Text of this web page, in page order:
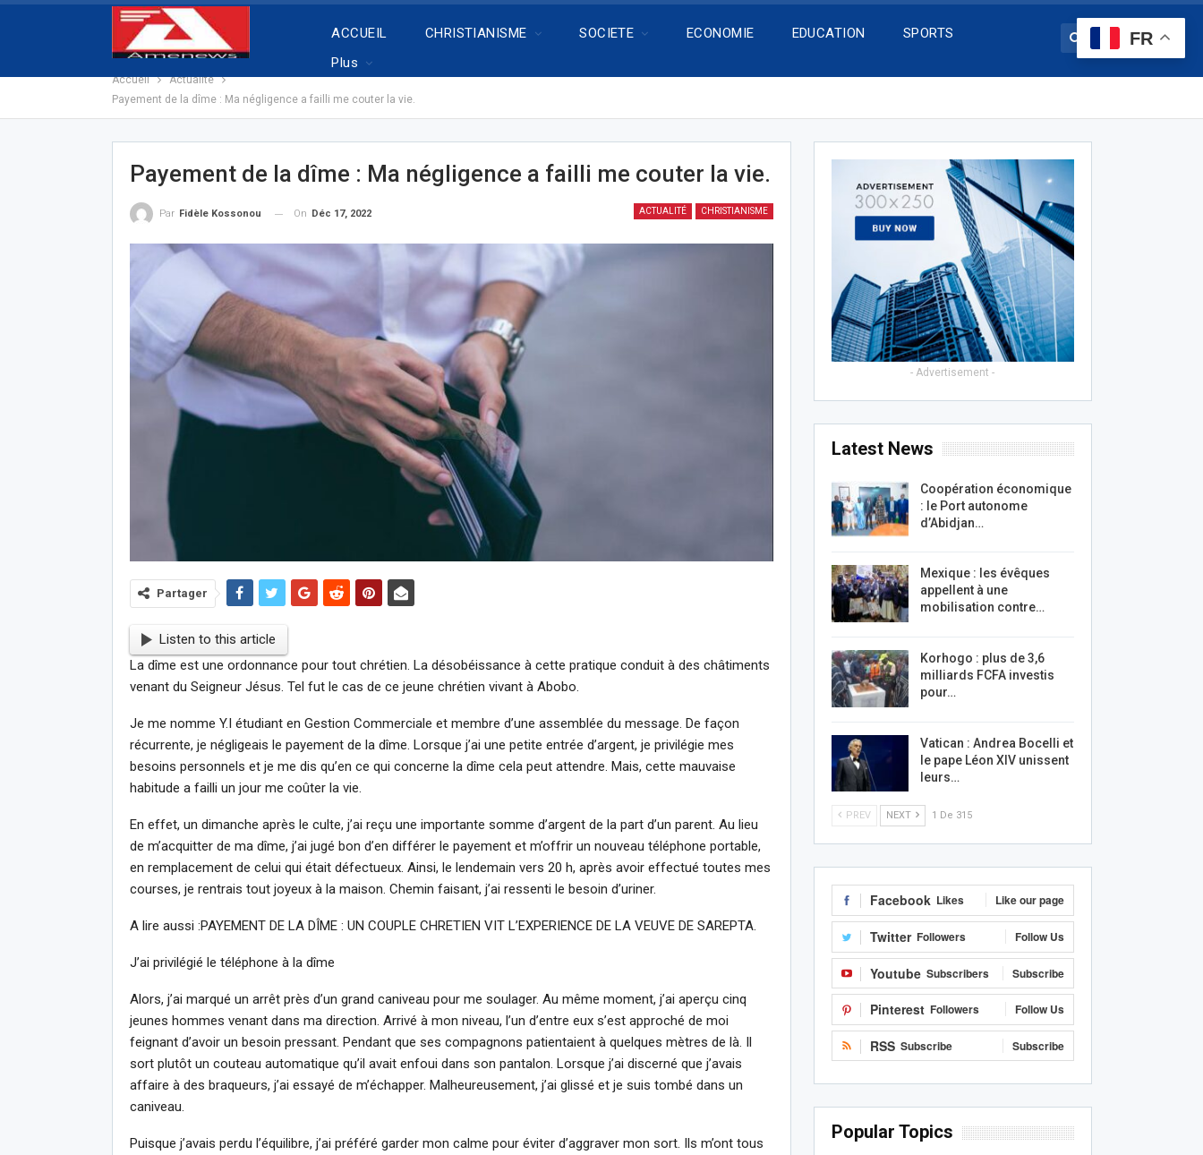
ACCUEIL CHRISTIANISME SOCIETE ECONOMIE EDUCATION
SPORTS
Plus
Accueil
Actualité
Payement de la dîme : Ma négligence a failli me couter la vie.
Payement de la dîme : Ma négligence a failli me couter la vie.
ACTUALITÉ CHRISTIANISME
Par Fidèle Kossonou On Déc 17, 2022
Partager
Listen to this article
La dîme est une ordonnance pour tout chrétien. La désobéissance à cette pratique conduit à des châtiments
venant du Seigneur Jésus. Tel fut le cas de ce jeune chrétien vivant à Abobo.
Je me nomme Y.I étudiant en Gestion Commerciale et membre d’une assemblée du message. De façon
récurrente, je négligeais le payement de la dîme. Lorsque j’ai une petite entrée d’argent, je privilégie mes
besoins personnels et je me dis qu’en ce qui concerne la dîme cela peut attendre. Mais, cette mauvaise
habitude a failli un jour me coûter la vie.
En effet, un dimanche après le culte, j’ai reçu une importante somme d’argent de la part d’un parent. Au lieu
de m’acquitter de ma dîme, j’ai jugé bon d’en différer le payement et m’offrir un nouveau téléphone portable,
en remplacement de celui qui était défectueux. Ainsi, le lendemain vers 20 h, après avoir effectué toutes mes
courses, je rentrais tout joyeux à la maison. Chemin faisant, j’ai ressenti le besoin d’uriner.
A lire aussi :PAYEMENT DE LA DÎME : UN COUPLE CHRETIEN VIT L’EXPERIENCE DE LA VEUVE DE SAREPTA.
J’ai privilégié le téléphone à la dîme
Alors, j’ai marqué un arrêt près d’un grand caniveau pour me soulager. Au même moment, j’ai aperçu cinq
jeunes hommes venant dans ma direction. Arrivé à mon niveau, l’un d’entre eux s’est approché de moi
feignant d’avoir un besoin pressant. Pendant que ses compagnons patientaient à quelques mètres de là. Il
sort plutôt un couteau automatique qu’il avait enfoui dans son pantalon. Lorsque j’ai discerné que j’avais
affaire à des braqueurs, j’ai essayé de m’échapper. Malheureusement, j’ai glissé et je suis tombé dans un
caniveau.
Puisque j’avais perdu l’équilibre, j’ai préféré garder mon calme pour éviter d’aggraver mon sort. Ils m’ont tous
- Advertisement -
Latest News
Coopération économique
: le Port autonome
d’Abidjan…
Mexique : les évêques
appellent à une
mobilisation contre…
Korhogo : plus de 3,6
milliards FCFA investis
pour…
Vatican : Andrea Bocelli et
le pape Léon XIV unissent
leurs…
PREV NEXT 1 De 315
Facebook Likes Like our page
Twitter Followers Follow Us
Youtube Subscribers Subscribe
Pinterest Followers Follow Us
RSS Subscribe Subscribe
Popular Topics
FR